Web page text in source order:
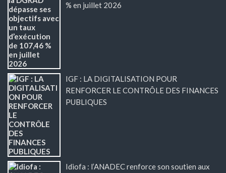
% en juillet 2026
IGF : LA DIGITALISATION POUR
RENFORCER LE CONTRÔLE DES FINANCES
PUBLIQUES
Idiofa : l’ANADEC renforce son soutien aux